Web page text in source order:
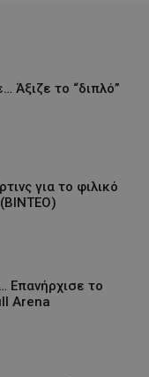
Άξιζε το “διπλό”
για το φιλικό
Επανήρχισε το
Arena